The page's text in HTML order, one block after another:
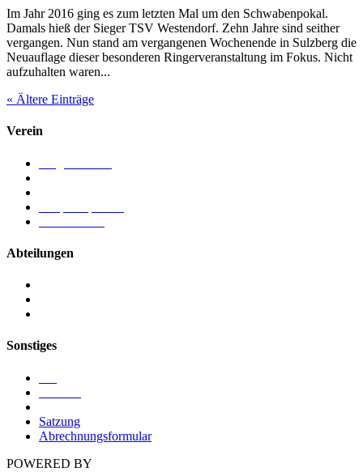
Im Jahr 2016 ging es zum letzten Mal um den Schwabenpokal.
Damals hieß der Sieger TSV Westendorf. Zehn Jahre sind seither
vergangen. Nun stand am vergangenen Wochenende in Sulzberg die
Neuauflage dieser besonderen Ringerveranstaltung im Fokus. Nicht
aufzuhalten waren...
« Ältere Einträge
Verein
Abteilungen
Sonstiges
Satzung
Abrechnungsformular
POWERED BY